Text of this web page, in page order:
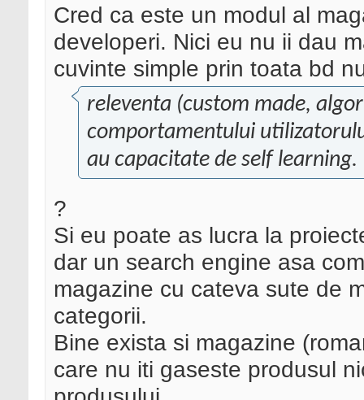
Cred ca este un modul al
developeri. Nici eu nu ii dau
cuvinte simple prin toata bd
releventa (custom made,
comportamentului
au capacitate de self learning.
?
Si eu poate as lucra la
dar un search engine asa
magazine cu cateva sute de
categorii.
Bine exista si magazine
care nu iti gaseste produsul